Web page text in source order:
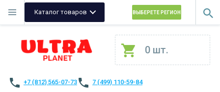
Каталог товаров ВЫБЕРЕТЕ РЕГИОН
0 шт.
+7 (812) 565-07-73
7 (499) 110-59-84